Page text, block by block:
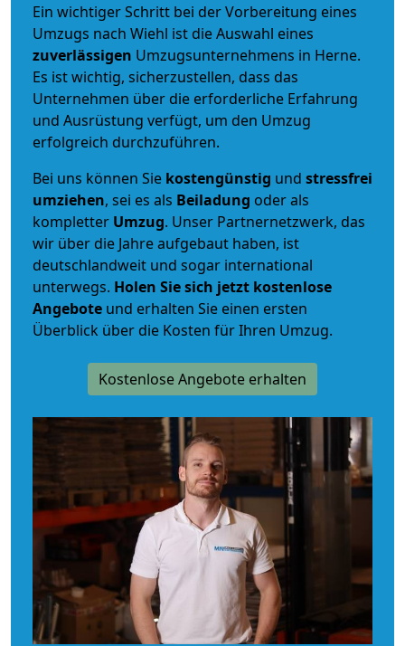
Ein wichtiger Schritt bei der Vorbereitung eines
Umzugs nach Wiehl ist die Auswahl eines
zuverlässigen Umzugsunternehmens in Herne.
Es ist wichtig, sicherzustellen, dass das
Unternehmen über die erforderliche Erfahrung
und Ausrüstung verfügt, um den Umzug
erfolgreich durchzuführen.
Bei uns können Sie kostengünstig und stressfrei
umziehen, sei es als Beiladung oder als
kompletter Umzug. Unser Partnernetzwerk, das
wir über die Jahre aufgebaut haben, ist
deutschlandweit und sogar international
unterwegs. Holen Sie sich jetzt kostenlose
Angebote und erhalten Sie einen ersten
Überblick über die Kosten für Ihren Umzug.
Kostenlose Angebote erhalten